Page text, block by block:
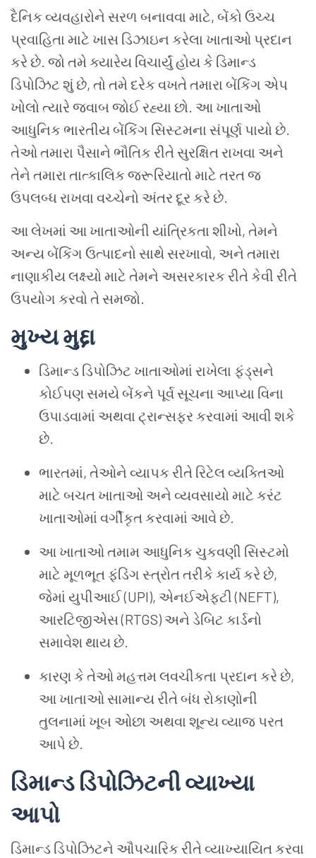
દૈનિક વ્યવહારોને સરળ બનાવવા માટે, બેંકો ઉચ્ચ
પ્રવાહિતા માટે ખાસ ડિઝાઇન કરેલા ખાતાઓ પ્રદાન
કરે છે. જો તમે ક્યારેય વિચાર્યું હોય કે ડિમાન્ડ
ડિપોઝિટ શું છે, તો તમે દરેક વખતે તમારા બેંકિંગ એપ
ખોલો ત્યારે જવાબ જોઈ રહ્યા છો. આ ખાતાઓ
આધુનિક ભારતીય બેંકિંગ સિસ્ટમના સંપૂર્ણ પાયો છે.
તેઓ તમારા પૈસાને ભૌતિક રીતે સુરક્ષિત રાખવા અને
તેને તમારા તાત્કાલિક જરૂરિયાતો માટે તરત જ
ઉપલબ્ધ રાખવા વચ્ચેનો અંતર દૂર કરે છે.
આ લેખમાં આ ખાતાઓની યાંત્રિકતા શીખો, તેમને
અન્ય બેંકિંગ ઉત્પાદનો સાથે સરખાવો, અને તમારા
નાણાકીય લક્ષ્યો માટે તેમને અસરકારક રીતે કેવી રીતે
ઉપયોગ કરવો તે સમજો.
મુખ્ય મુદ્દા
ડિમાન્ડ ડિપોઝિટ ખાતાઓમાં રાખેલા ફંડ્સને
કોઈપણ સમયે બેંકને પૂર્વ સૂચના આપ્યા વિના
ઉપાડવામાં અથવા ટ્રાન્સફર કરવામાં આવી શકે
છે.
ભારતમાં, તેઓને વ્યાપક રીતે રિટેલ વ્યક્તિઓ
માટે બચત ખાતાઓ અને વ્યવસાયો માટે કરંટ
ખાતાઓમાં વર્ગીકૃત કરવામાં આવે છે.
આ ખાતાઓ તમામ આધુનિક ચુકવણી સિસ્ટમો
માટે મૂળભૂત ફંડિંગ સ્ત્રોત તરીકે કાર્ય કરે છે,
જેમાં યુપીઆઈ (UPI), એનઈએફટી (NEFT),
આરટિજીએસ (RTGS) અને ડેબિટ કાર્ડનો
સમાવેશ થાય છે.
કારણ કે તેઓ મહત્તમ લવચીકતા પ્રદાન કરે છે,
આ ખાતાઓ સામાન્ય રીતે બંધ રોકાણોની
તુલનામાં ખૂબ ઓછા અથવા શૂન્ય વ્યાજ પરત
આપે છે.
ડિમાન્ડ ડિપોઝિટની વ્યાખ્યા
આપો
ડિમાન્ડ ડિપોઝિટને ઔપચારિક રીતે વ્યાખ્યાયિત કરવા